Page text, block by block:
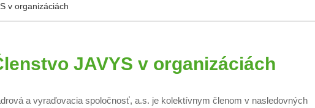
v organizáciách
JAVYS v organizáciách
a vyraďovacia spoločnosť, a.s. je kolektívnym členom v nasledovných